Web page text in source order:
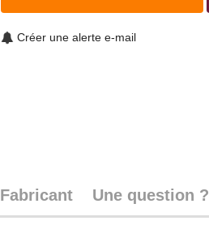
Créer une alerte e-mail
Fabricant Une question ?